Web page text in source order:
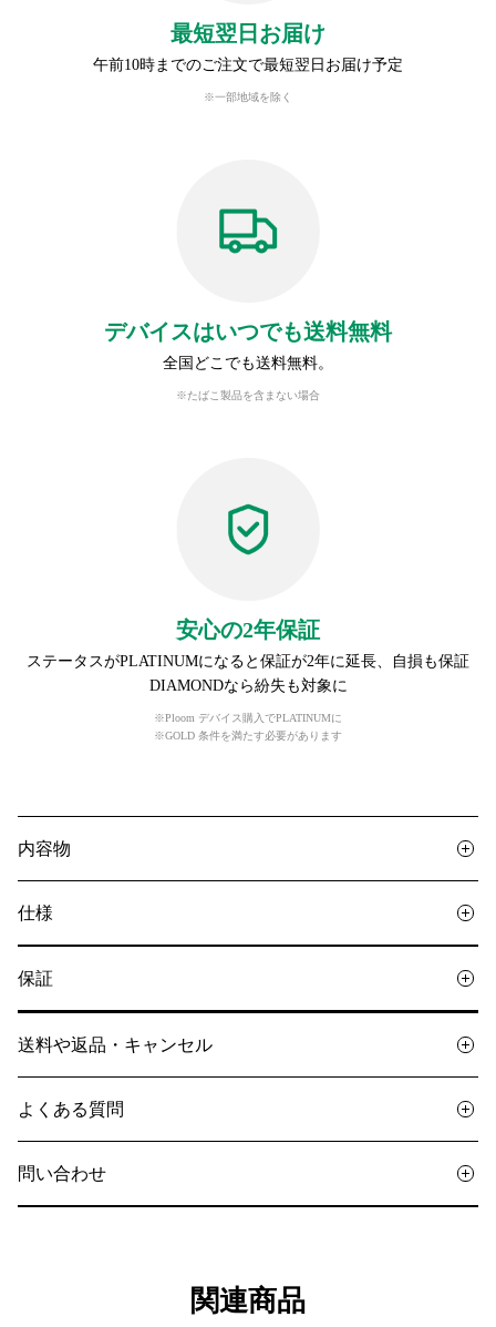
最短翌日お届け
午前10時までのご注文で最短翌日お届け予定
※一部地域を除く
デバイスはいつでも送料無料
全国どこでも送料無料。
※たばこ製品を含まない場合
安心の2年保証
ステータスがPLATINUMになると保証が2年に延長、自損も保証
DIAMONDなら紛失も対象に
※Ploom デバイス購入でPLATINUMに
※GOLD 条件を満たす必要があります
内容物
仕様
保証
送料や返品・キャンセル
よくある質問
問い合わせ
関連商品